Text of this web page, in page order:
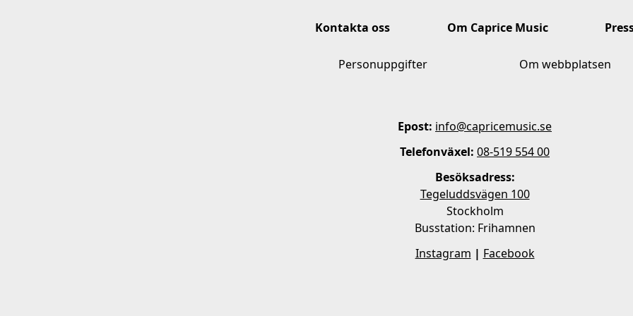
Kontakta oss Om Caprice Music
Personuppgifter Om webbplatsen
Epost: info@capricemusic.se
Telefonväxel: 08-519 554 00
Besöksadress:
Tegeluddsvägen 100
Stockholm
Busstation: Frihamnen
Instagram | Facebook